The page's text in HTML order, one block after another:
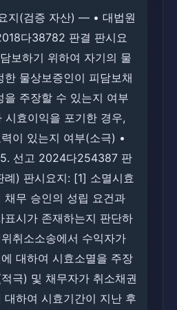
지(검증 자산) ― • 대법원
다38782 판결 판시요
보하기 위하여 자기의 물
한 물상보증인이 피담보채
을 주장할 수 있는지 여부
시효이익을 포기한 경우,
이 있는지 여부(소극) •
선고 2024다254387 판
) 판시요지: [1] 소멸시효
채무 승인의 성립 요건과
표시가 존재하는지 판단하
취소소송에서 수익자가
대하여 시효소멸을 주장
극) 및 채무자가 취소채권
대하여 시효기간이 지난 후